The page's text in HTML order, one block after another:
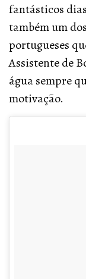
fantásticos
também um
portugueses
Assistente de
água sempre
motivação.